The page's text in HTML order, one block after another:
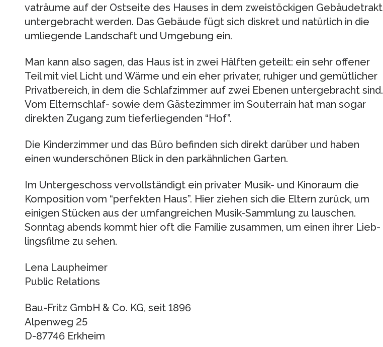
vat­räume auf der Ost­seite des Hau­ses in dem zwei­stö­cki­gen Gebäu­de­trakt
unter­ge­bracht wer­den. Das Gebäude fügt sich dis­kret und natür­lich in die
umlie­gende Land­schaft und Umge­bung ein.
Man kann also sagen, das Haus ist in zwei Hälf­ten geteilt: ein sehr offe­ner
Teil mit viel Licht und Wärme und ein eher pri­va­ter, ruhi­ger und gemüt­li­cher
Pri­vat­be­reich, in dem die Schlaf­zim­mer auf zwei Ebe­nen unter­ge­bracht sind.
Vom Eltern­schlaf- sowie dem Gäs­te­zim­mer im Sou­ter­rain hat man sogar
direk­ten Zugang zum tie­fer­lie­gen­den “Hof”.
Die Kin­der­zim­mer und das Büro befin­den sich direkt dar­über und haben
einen wun­der­schö­nen Blick in den park­ähn­li­chen Gar­ten.
Im Unter­ge­schoss ver­voll­stän­digt ein pri­va­ter Musik- und Kino­raum die
Kom­po­si­tion vom “per­fek­ten Haus”. Hier zie­hen sich die Eltern zurück, um
eini­gen Stü­cken aus der umfang­rei­chen Musik-Samm­lung zu lau­schen.
Sonn­tag abends kommt hier oft die Fami­lie zusam­men, um einen ihrer Lieb­
lings­filme zu sehen.
Lena Laupheimer
Public Relations
Bau-Fritz GmbH & Co. KG, seit 1896
Alpenweg 25
D-87746 Erkheim